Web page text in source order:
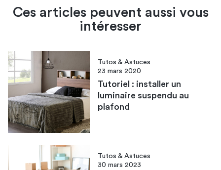
Ces articles peuvent aussi vous
intéresser
Tutos & Astuces
23 mars 2020
Tutoriel : installer un
luminaire suspendu au
plafond
Tutos & Astuces
30 mars 2023